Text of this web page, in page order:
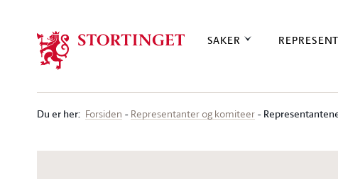
SAKER
Du er her: Forsiden Representanter og komiteer